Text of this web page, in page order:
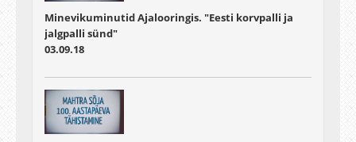
Minevikuminutid Ajalooringis. "Eesti korvpalli ja
jalgpalli sünd"
03.09.18